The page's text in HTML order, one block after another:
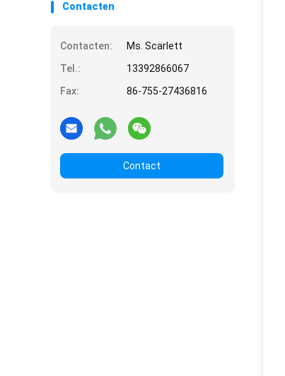
Contacten
Contacten:
Ms. Scarlett
Tel.:
13392866067
Fax:
86-755-27436816
Contact